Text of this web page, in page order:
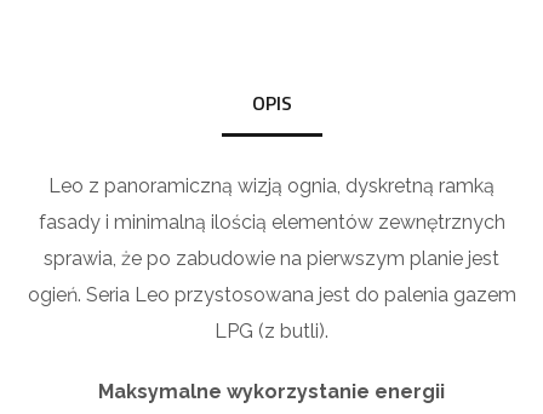
OPIS
Leo z panoramiczną wizją ognia, dyskretną ramką
fasady i minimalną ilością elementów zewnętrznych
sprawia, że po zabudowie na pierwszym planie jest
ogień. Seria Leo przystosowana jest do palenia gazem
LPG (z butli).
Maksymalne wykorzystanie energii